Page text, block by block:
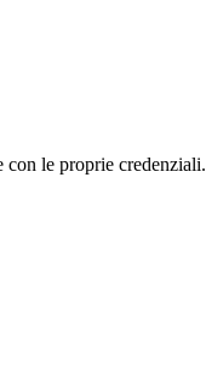
con le proprie cre­den­zia­li.